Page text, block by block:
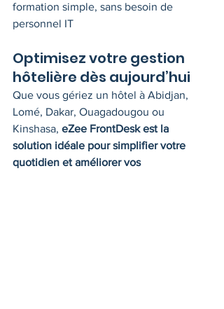
formation simple, sans besoin de
personnel IT
Optimisez votre gestion
hôtelière dès aujourd’hui
Que vous gériez un hôtel à Abidjan,
Lomé, Dakar, Ouagadougou ou
Kinshasa, eZee FrontDesk est la
solution idéale pour simplifier votre
quotidien et améliorer vos